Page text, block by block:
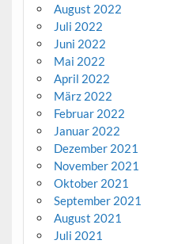
August 2022
Juli 2022
Juni 2022
Mai 2022
April 2022
März 2022
Februar 2022
Januar 2022
Dezember 2021
November 2021
Oktober 2021
September 2021
August 2021
Juli 2021